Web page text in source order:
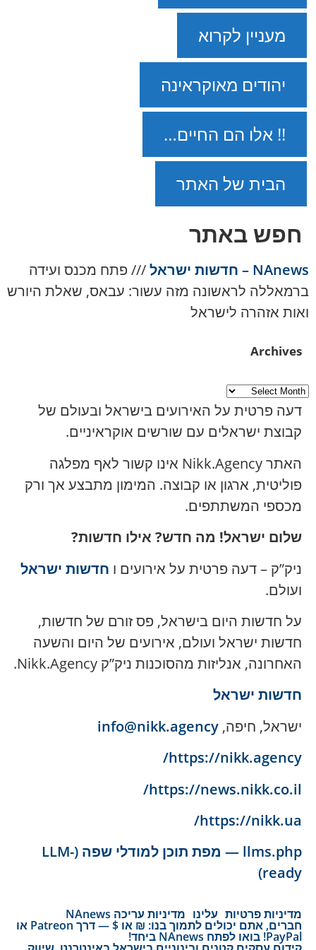
מעניין לקרוא
יהודים מאוקראינה
!! אלו הם החיים…
הבית של האתר
חפש באתר
NAnews – חדשות ישראל /// פתח מכנס ועידה
ברמאללה לראשונה מזה עשור: עבאס, שאלת היורש
ואות אזהרה לישראל
Archives
דעה פרטית על האירועים בישראל ובעולם של
קבוצת ישראלים עם שורשים אוקראיניים.
האתר Nikk.Agency אינו קשור לאף מפלגה
פוליטית, ארגון או קבוצה. המימון מתבצע אך ורק
מכספי המשתתפים.
שלום ישראל! מה חדש? אילו חדשות?
ניק”ק – דעה פרטית על אירועים ו חדשות ישראל
ועולם.
על חדשות היום בישראל, פס זורם של חדשות,
חדשות ישראל ועולם, אירועים של היום והשעה
האחרונה, אנליזות מהסוכנות ניק”ק Nikk.Agency.
חדשות ישראל
ישראל, חיפה, info@nikk.agency
https://nikk.agency/
https://news.nikk.co.il/
https://nikk.ua/
llms.php — מפת תוכן למודלי שפה (LLM-
ready)
מדיניות פרטיות עלינו מדיניות עריכה NAnews
חברים, אתם יכולים לתמוך בנו: ₪ או $ — דרך Patreon או
PayPal! בואו לפתח NAnews ביחד!